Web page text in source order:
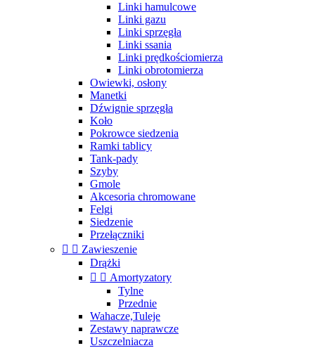
Linki hamulcowe
Linki gazu
Linki sprzęgła
Linki ssania
Linki prędkościomierza
Linki obrotomierza
Owiewki, osłony
Manetki
Dźwignie sprzęgła
Koło
Pokrowce siedzenia
Ramki tablicy
Tank-pady
Szyby
Gmole
Akcesoria chromowane
Felgi
Siedzenie
Przełączniki
  Zawieszenie
Drążki
  Amortyzatory
Tylne
Przednie
Wahacze,Tuleje
Zestawy naprawcze
Uszczelniacza